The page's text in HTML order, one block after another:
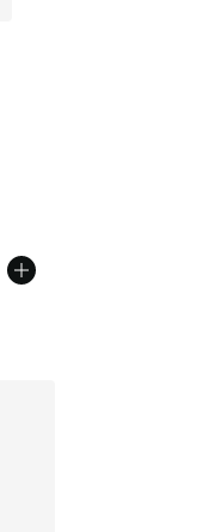
5 commentaires